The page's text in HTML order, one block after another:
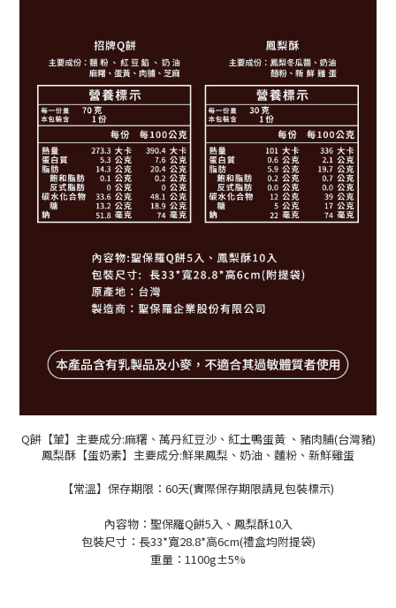
Q餅【葷】主要成分:麻糬、萬丹紅豆沙、紅土鴨蛋黃 、豬肉脯(台灣豬)
鳳梨酥【蛋奶素】主要成分:鮮果鳳梨、奶油、麵粉、新鮮雞蛋
【常溫】保存期限：60天(實際保存期限請見包裝標示)
內容物：聖保羅Q餅5入、鳳梨酥10入
包裝尺寸：長33*寬28.8*高6cm(禮盒均附提袋)
重量：1100g±5%